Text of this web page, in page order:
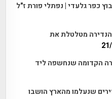
כפר גלעדי | נפתלי פורת ז"ל
הנדירה מטלטלת את
הקדומה שנחשפה ליד
שנעלמו מהארץ הושבו